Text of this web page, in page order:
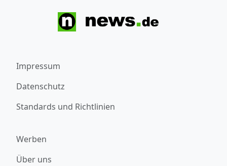
Impressum
Datenschutz
Standards und Richtlinien
Werben
Über uns